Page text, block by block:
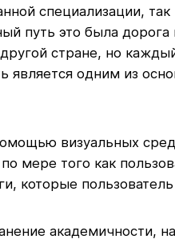
специализации,
путь это была дорога
стране, но
одним из
визуальных
мере того как
которые
академичности,